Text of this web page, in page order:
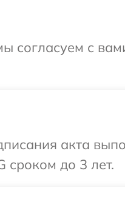
согласуем с
акта
сроком до 3 лет.